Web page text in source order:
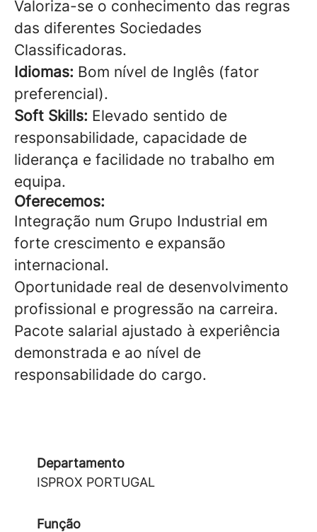
Valoriza-se o conhecimento das regras
das diferentes Sociedades
Classificadoras.
Idiomas: Bom nível de Inglês (fator
preferencial).
Soft Skills: Elevado sentido de
responsabilidade, capacidade de
liderança e facilidade no trabalho em
equipa.
Oferecemos:
Integração num Grupo Industrial em
forte crescimento e expansão
internacional.
Oportunidade real de desenvolvimento
profissional e progressão na carreira.
Pacote salarial ajustado à experiência
demonstrada e ao nível de
responsabilidade do cargo.
Departamento
ISPROX PORTUGAL
Função